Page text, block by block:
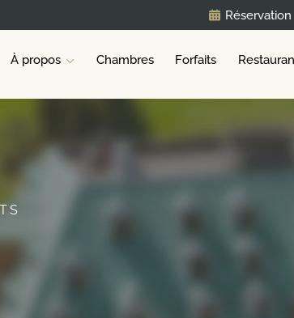
Réservation
À propos Chambres Forfaits